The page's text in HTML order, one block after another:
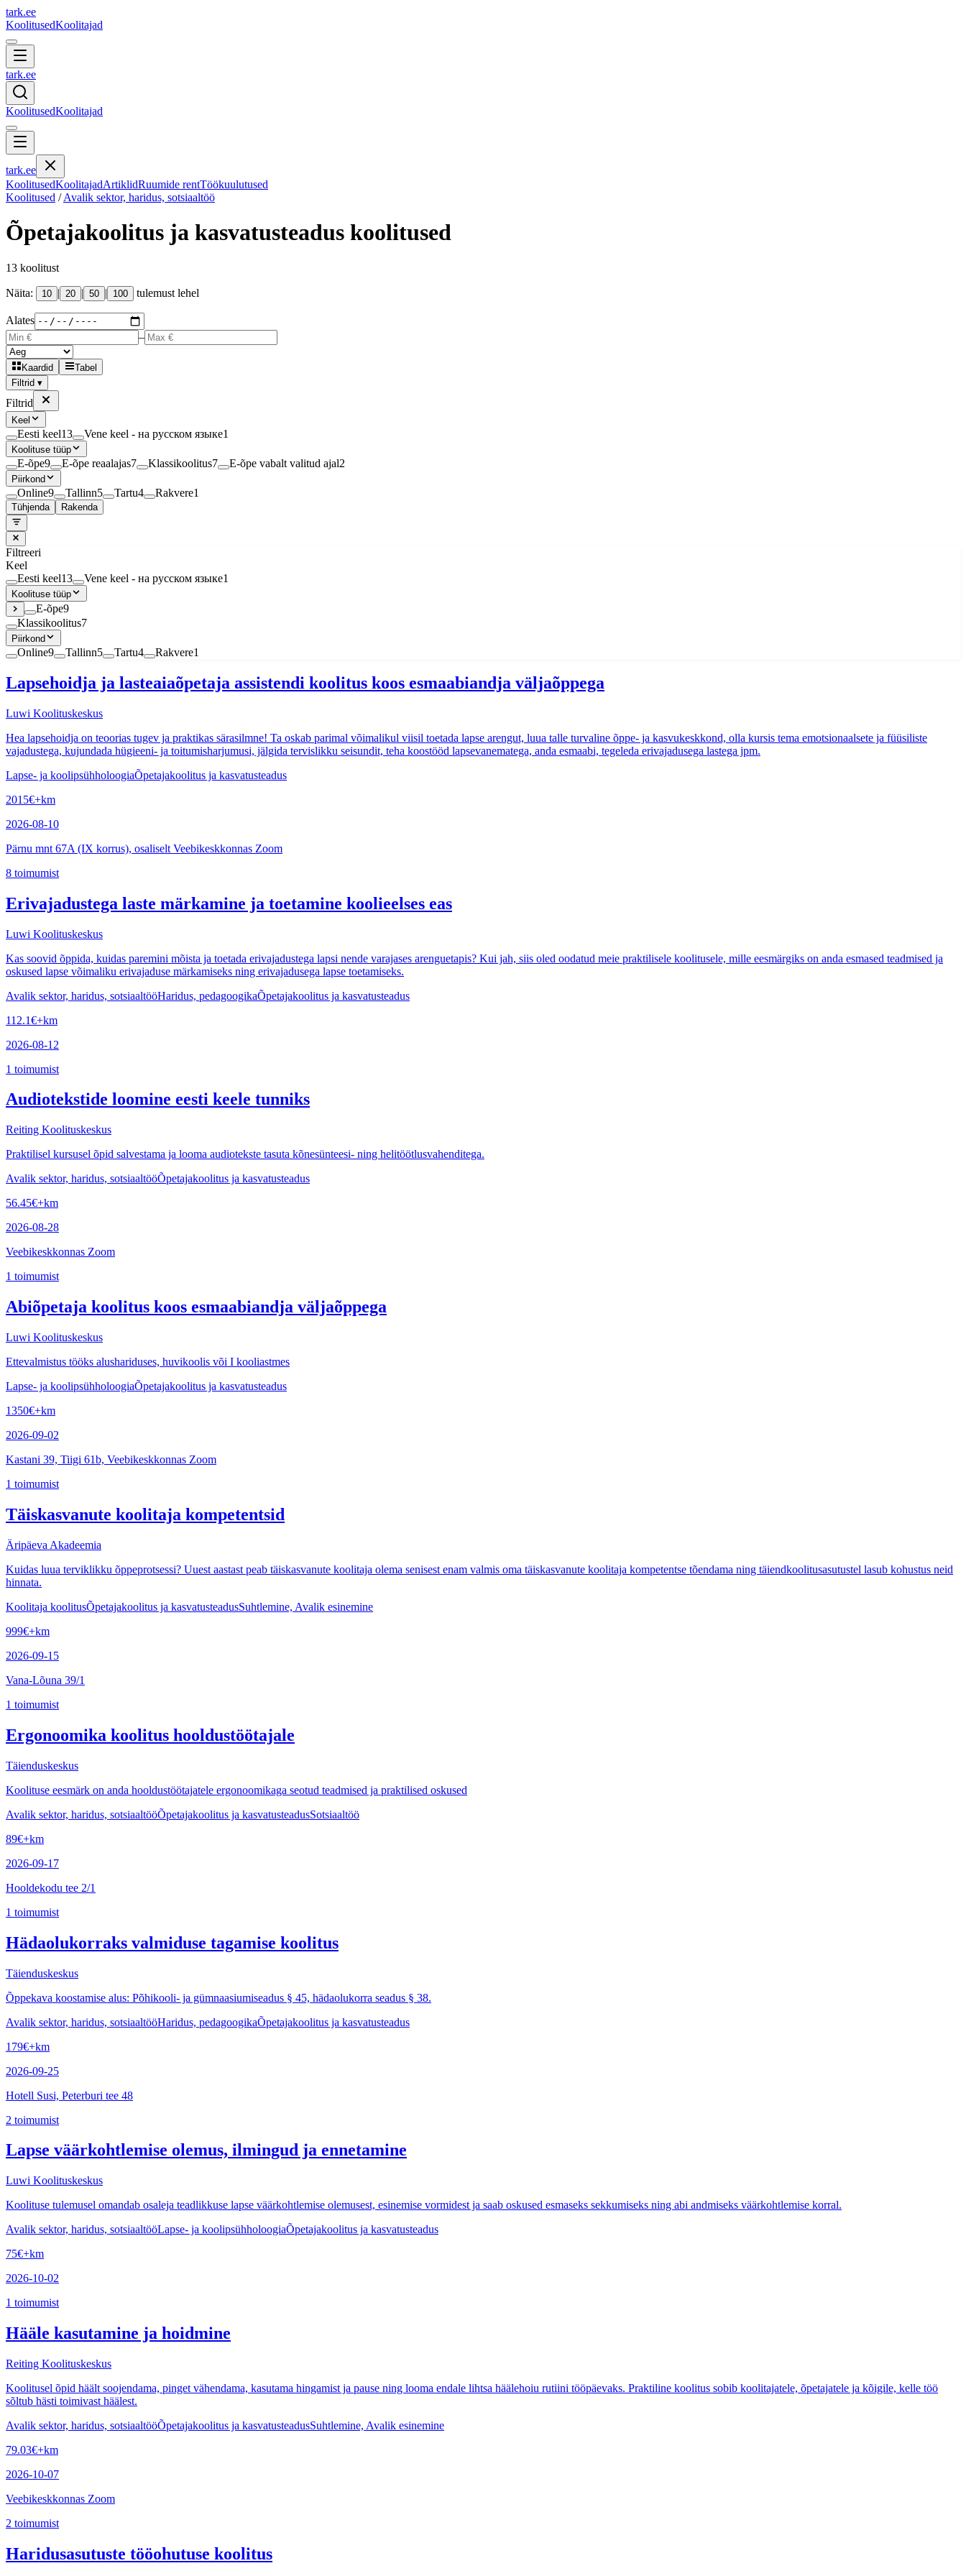
tark.ee
KoolitusedKoolitajad
tark.ee
KoolitusedKoolitajad
tark.ee
KoolitusedKoolitajadArtiklidRuumide rentTöökuulutused
Koolitused /Avalik sektor, haridus, sotsiaaltöö
Õpetajakoolitus ja kasvatusteadus koolitused
13 koolitust
Näita: 10 | 20 | 50 | 100 tulemust lehel
Alates
–
Kaardid
Tabel
Filtrid ▾
Filtrid
Keel
Eesti keel13 Vene keel - на русском языке1
Koolituse tüüp
E-õpe9 E-õpe reaalajas7 Klassikoolitus7 E-õpe vabalt valitud ajal2
Piirkond
Online9 Tallinn5 Tartu4 Rakvere1
Tühjenda Rakenda
Filtreeri
Keel
Eesti keel13 Vene keel - на русском языке1
Koolituse tüüp
E-õpe9
Klassikoolitus7
Piirkond
Online9 Tallinn5 Tartu4 Rakvere1
Lapsehoidja ja lasteaiaõpetaja assistendi koolitus koos esmaabiandja väljaõppega
Luwi Koolituskeskus
Hea lapsehoidja on teoorias tugev ja praktikas särasilmne! Ta oskab parimal võimalikul viisil toetada lapse arengut, luua talle turvaline õppe- ja kasvukeskkond, olla kursis tema emotsionaalsete ja füüsiliste
vajadustega, kujundada hügieeni- ja toitumisharjumusi, jälgida tervislikku seisundit, teha koostööd lapsevanematega, anda esmaabi, tegeleda erivajadusega lastega jpm.
Lapse- ja koolipsühholoogiaÕpetajakoolitus ja kasvatusteadus
2015€+km
2026-08-10
Pärnu mnt 67A (IX korrus), osaliselt Veebikeskkonnas Zoom
8 toimumist
Erivajadustega laste märkamine ja toetamine koolieelses eas
Luwi Koolituskeskus
Kas soovid õppida, kuidas paremini mõista ja toetada erivajadustega lapsi nende varajases arenguetapis? Kui jah, siis oled oodatud meie praktilisele koolitusele, mille eesmärgiks on anda esmased teadmised ja
oskused lapse võimaliku erivajaduse märkamiseks ning erivajadusega lapse toetamiseks.
Avalik sektor, haridus, sotsiaaltööHaridus, pedagoogikaÕpetajakoolitus ja kasvatusteadus
112.1€+km
2026-08-12
1 toimumist
Audiotekstide loomine eesti keele tunniks
Reiting Koolituskeskus
Praktilisel kursusel õpid salvestama ja looma audiotekste tasuta kõnesünteesi- ning helitöötlusvahenditega.
Avalik sektor, haridus, sotsiaaltööÕpetajakoolitus ja kasvatusteadus
56.45€+km
2026-08-28
Veebikeskkonnas Zoom
1 toimumist
Abiõpetaja koolitus koos esmaabiandja väljaõppega
Luwi Koolituskeskus
Ettevalmistus tööks alushariduses, huvikoolis või I kooliastmes
Lapse- ja koolipsühholoogiaÕpetajakoolitus ja kasvatusteadus
1350€+km
2026-09-02
Kastani 39, Tiigi 61b, Veebikeskkonnas Zoom
1 toimumist
Täiskasvanute koolitaja kompetentsid
Äripäeva Akadeemia
Kuidas luua terviklikku õppeprotsessi? Uuest aastast peab täiskasvanute koolitaja olema senisest enam valmis oma täiskasvanute koolitaja kompetentse tõendama ning täiendkoolitusasutustel lasub kohustus neid
hinnata.
Koolitaja koolitusÕpetajakoolitus ja kasvatusteadusSuhtlemine, Avalik esinemine
999€+km
2026-09-15
Vana-Lõuna 39/1
1 toimumist
Ergonoomika koolitus hooldustöötajale
Täienduskeskus
Koolituse eesmärk on anda hooldustöötajatele ergonoomikaga seotud teadmised ja praktilised oskused
Avalik sektor, haridus, sotsiaaltööÕpetajakoolitus ja kasvatusteadusSotsiaaltöö
89€+km
2026-09-17
Hooldekodu tee 2/1
1 toimumist
Hädaolukorraks valmiduse tagamise koolitus
Täienduskeskus
Õppekava koostamise alus: Põhikooli- ja gümnaasiumiseadus § 45, hädaolukorra seadus § 38.
Avalik sektor, haridus, sotsiaaltööHaridus, pedagoogikaÕpetajakoolitus ja kasvatusteadus
179€+km
2026-09-25
Hotell Susi, Peterburi tee 48
2 toimumist
Lapse väärkohtlemise olemus, ilmingud ja ennetamine
Luwi Koolituskeskus
Koolituse tulemusel omandab osaleja teadlikkuse lapse väärkohtlemise olemusest, esinemise vormidest ja saab oskused esmaseks sekkumiseks ning abi andmiseks väärkohtlemise korral.
Avalik sektor, haridus, sotsiaaltööLapse- ja koolipsühholoogiaÕpetajakoolitus ja kasvatusteadus
75€+km
2026-10-02
1 toimumist
Hääle kasutamine ja hoidmine
Reiting Koolituskeskus
Koolitusel õpid häält soojendama, pinget vähendama, kasutama hingamist ja pause ning looma endale lihtsa häälehoiu rutiini tööpäevaks. Praktiline koolitus sobib koolitajatele, õpetajatele ja kõigile, kelle töö
sõltub hästi toimivast häälest.
Avalik sektor, haridus, sotsiaaltööÕpetajakoolitus ja kasvatusteadusSuhtlemine, Avalik esinemine
79.03€+km
2026-10-07
Veebikeskkonnas Zoom
2 toimumist
Haridusasutuste tööohutuse koolitus